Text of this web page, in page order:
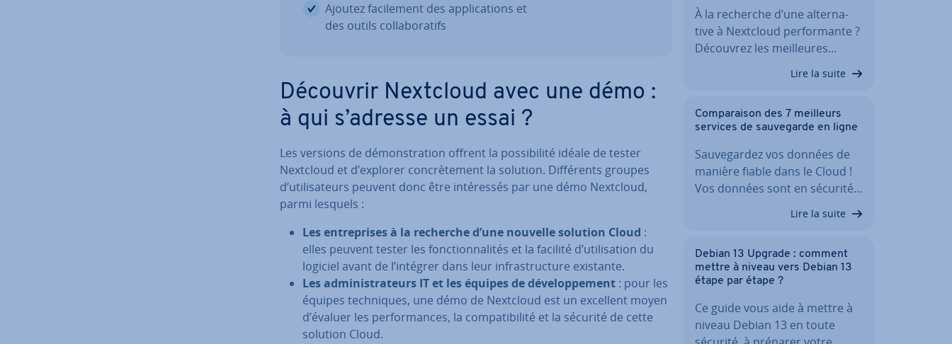
Ajoutez fa­ci­le­ment des ap­pli­ca­tions et
des outils col­la­bo­ra­tifs
Découvrir Nextcloud avec une démo :
à qui s’adresse un essai ?
Les versions de dé­mons­tra­tion offrent la pos­si­bi­lité idéale de tester
Nextcloud et d’explorer con­crè­te­ment la solution. Dif­fé­rents groupes
d’uti­li­sa­teurs peuvent donc être in­té­res­sés par une démo Nextcloud,
parmi lesquels :
Les en­tre­prises à la recherche d’une nouvelle solution Cloud :
elles peuvent tester les fonc­tion­na­li­tés et la facilité d’uti­li­sa­tion du
logiciel avant de l’intégrer dans leur in­fras­truc­ture existante.
Les ad­mi­nis­tra­teurs IT et les équipes de dé­ve­lop­pe­ment : pour les
équipes tech­niques, une démo de Nextcloud est un excellent moyen
d’évaluer les per­for­mances, la com­pa­ti­bi­lité et la sécurité de cette
solution Cloud.
À la recherche d’une al­ter­na­
tive à Nextcloud per­for­mante ?
Découvrez les meil­leures…
Lire la suite
Com­pa­rai­son des 7 meilleurs
services de sau­ve­garde en ligne
Sau­ve­gar­dez vos données de
manière fiable dans le Cloud !
Vos données sont en sécurité…
Lire la suite
Debian 13 Upgrade : comment
mettre à niveau vers Debian 13
étape par étape ?
Ce guide vous aide à mettre à
niveau Debian 13 en toute